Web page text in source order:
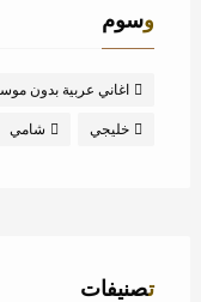
وسوم
اغاني عربية بدون
خليجي شامي
تصنيفات